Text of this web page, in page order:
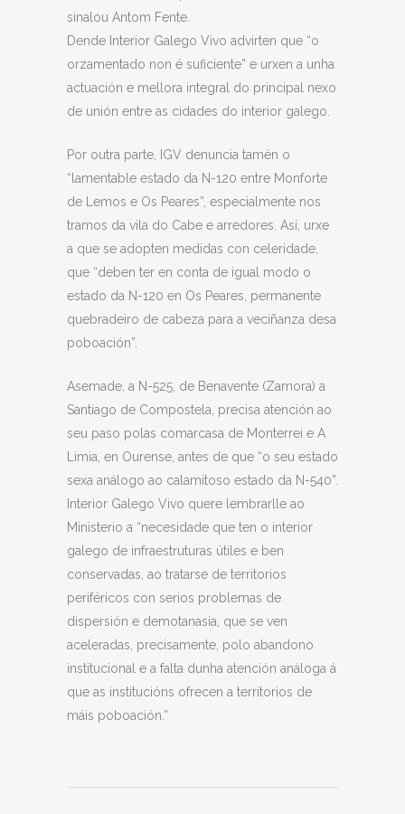
sinalou Antom Fente.
Dende Interior Galego Vivo advirten que “o
orzamentado non é suficiente” e urxen a unha
actuación e mellora integral do principal nexo
de unión entre as cidades do interior galego.
Por outra parte, IGV denuncia tamén o
“lamentable estado da N-120 entre Monforte
de Lemos e Os Peares”, especialmente nos
tramos da vila do Cabe e arredores. Así, urxe
a que se adopten medidas con celeridade,
que “deben ter en conta de igual modo o
estado da N-120 en Os Peares, permanente
quebradeiro de cabeza para a veciñanza desa
poboación”.
Asemade, a N-525, de Benavente (Zamora) a
Santiago de Compostela, precisa atención ao
seu paso polas comarcasa de Monterrei e A
Limia, en Ourense, antes de que “o seu estado
sexa análogo ao calamitoso estado da N-540”.
Interior Galego Vivo quere lembrarlle ao
Ministerio a “necesidade que ten o interior
galego de infraestruturas útiles e ben
conservadas, ao tratarse de territorios
periféricos con serios problemas de
dispersión e demotanasia, que se ven
aceleradas, precisamente, polo abandono
institucional e a falta dunha atención análoga á
que as institucións ofrecen a territorios de
máis poboación.”